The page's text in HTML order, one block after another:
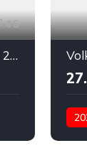
46
SEAT Leon Style 2.0TDi 116cv 2022